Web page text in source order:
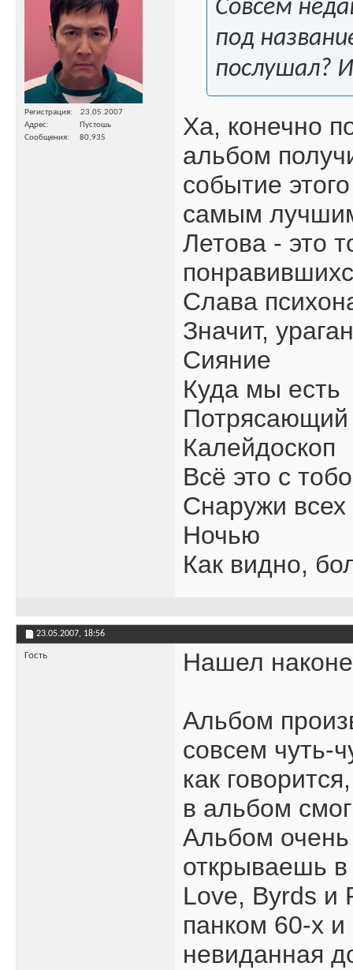
Регистрация
23.05.2007
Адрес
Пустошь
Сообщения
80,935
Совсем
под
послушал?
Ха, конечно
альбом
событие
самым
Летова - это
Слава
Значит, ураган
Сияние
Куда мы есть
Потрясающий
Калейдоскоп
Всё это с
Снаружи
Ночью
Как видно,
23.05.2007, 18:56
Гость Нашел
Альбом
совсем чуть-
как
в альбом
Альбом
открываешь
Love, Byrds и
панком 60-х
невиданная